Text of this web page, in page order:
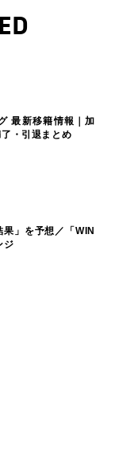
最新移籍情報｜加
・引退まとめ
」を予想／「WIN
ジ